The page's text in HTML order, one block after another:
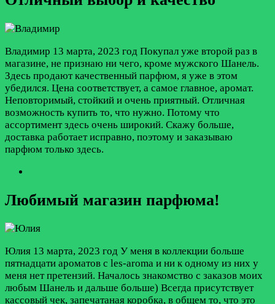
Владимир 13 марта, 2023 год Покупал уже второй раз в
магазине, не признаю ни чего, кроме мужского Шанель.
Здесь продают качественный парфюм, я уже в этом
убедился. Цена соответствует, а самое главное, аромат.
Неповторимый, стойкий и очень приятный. Отличная
возможность купить то, что нужно. Потому что
ассортимент здесь очень широкий. Скажу больше,
доставка работает исправно, поэтому и заказываю
парфюм только здесь.
Любимый магазин парфюма!
Юлия 13 марта, 2023 год У меня в коллекции больше
пятнадцати ароматов с les-aroma и ни к одному из них у
меня нет претензий. Началось знакомство с заказов моих
любым Шанель и дальше больше) Всегда присутствует
кассовый чек, запечатаная коробка, в общем то, что это